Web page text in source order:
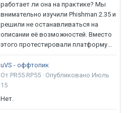
работает ли она на практике? Мы
внимательно изучили Phishman 2.35 и
решили не останавливаться на
описании её возможностей. Вместо
этого протестировали платформу...
uVS - оффтопик
От PR55.RP55 · Опубликовано Июль
15
Нет.